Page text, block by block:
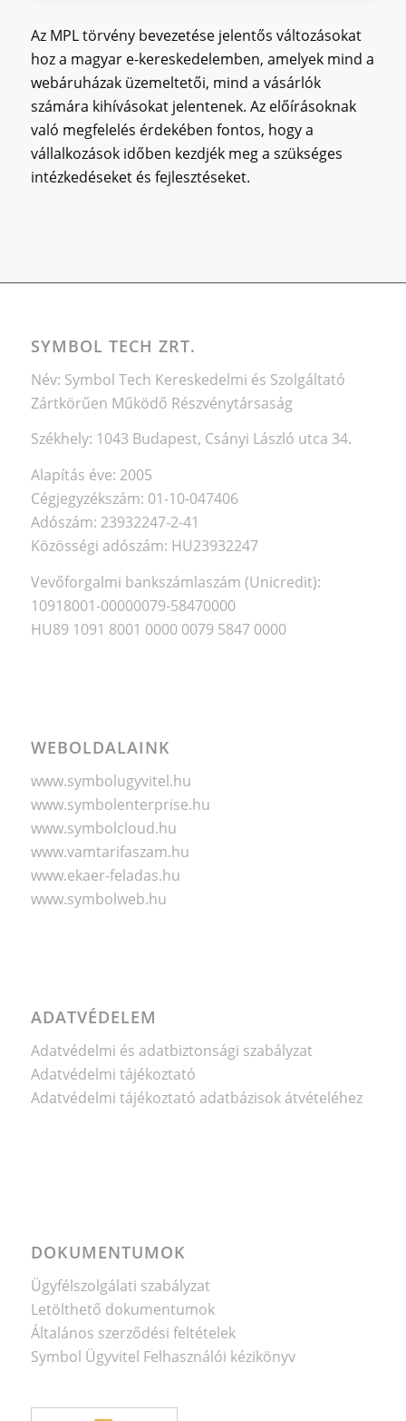
Az MPL törvény bevezetése jelentős változásokat
hoz a magyar e-kereskedelemben, amelyek mind a
webáruházak üzemeltetői, mind a vásárlók
számára kihívásokat jelentenek. Az előírásoknak
való megfelelés érdekében fontos, hogy a
vállalkozások időben kezdjék meg a szükséges
intézkedéseket és fejlesztéseket.
SYMBOL TECH ZRT.
Név: Symbol Tech Kereskedelmi és Szolgáltató
Zártkörűen Működő Részvénytársaság
Székhely: 1043 Budapest, Csányi László utca 34.
Alapítás éve: 2005
Cégjegyzékszám: 01-10-047406
Adószám: 23932247-2-41
Közösségi adószám: HU23932247
Vevőforgalmi bankszámlaszám (Unicredit):
10918001-00000079-58470000
HU89 1091 8001 0000 0079 5847 0000
WEBOLDALAINK
www.symbolugyvitel.hu
www.symbolenterprise.hu
www.symbolcloud.hu
www.vamtarifaszam.hu
www.ekaer-feladas.hu
www.symbolweb.hu
ADATVÉDELEM
Adatvédelmi és adatbiztonsági szabályzat
Adatvédelmi tájékoztató
Adatvédelmi tájékoztató adatbázisok átvételéhez
DOKUMENTUMOK
Ügyfélszolgálati szabályzat
Letölthető dokumentumok
Általános szerződési feltételek
Symbol Ügyvitel Felhasználói kézikönyv